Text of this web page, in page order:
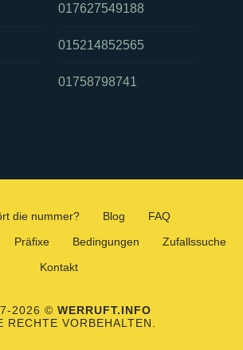
017627549188
015214852565
01758798741
die nummer? Blog
FAQ
Präfixe Bedingungen
Zufallssuche
Kontakt
2026 © WERRUFT.INFO
RECHTE VORBEHALTEN.